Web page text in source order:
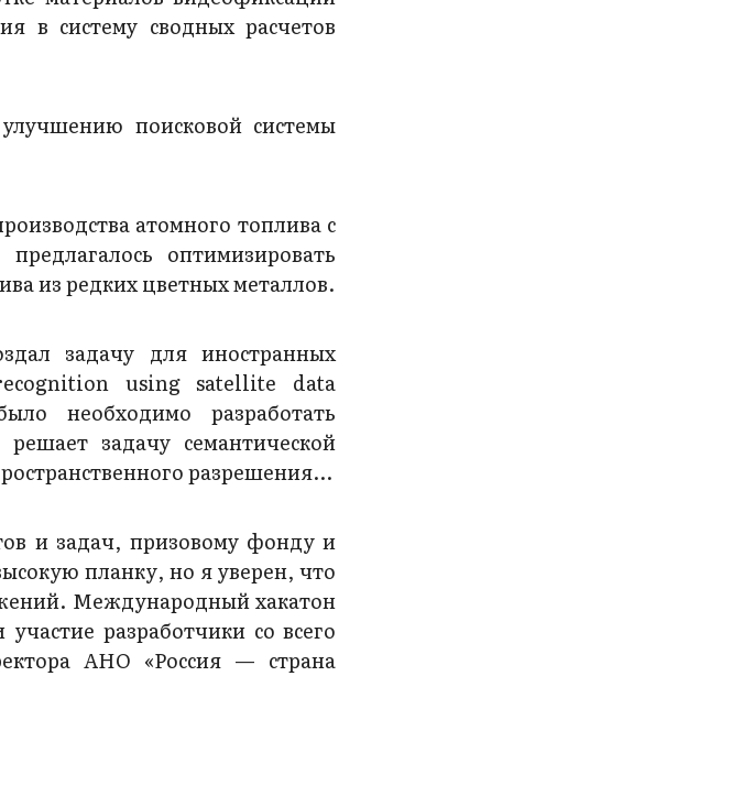
в систему сводных расчетов
поисковой системы
атомного топлива с
оптимизировать
из редких цветных металлов.
задачу для иностранных
using satellite data
необходимо разработать
задачу семантической
разрешения...
и задач, призовому фонду и
планку, но я уверен, что
Международный хакатон
разработчики со всего
АНО «Россия — страна